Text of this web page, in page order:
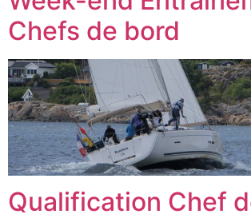
Chefs de bord
Qualification Chef